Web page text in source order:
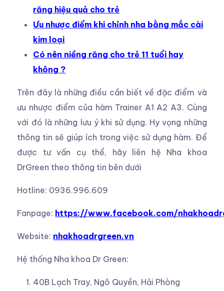
răng hiệu quả cho trẻ
Ưu nhược điểm khi chỉnh nha bằng mắc cài
kim loại
Có nên niềng răng cho trẻ 11 tuổi hay
không ?
Trên đây là những điều cần biết về đặc điểm và
ưu nhược điểm của hàm Trainer A1 A2 A3. Cùng
với đó là những lưu ý khi sử dụng. Hy vọng những
thông tin sẽ giúp ích trong việc sử dụng hàm. Để
được tư vấn cụ thể, hãy liên hệ Nha khoa
DrGreen theo thông tin bên dưới
Hotline: 0936.996.609
Fanpage: https://www.facebook.com/
Website: nhakhoadrgreen.vn
Hệ thống Nha khoa Dr Green:
40B Lạch Tray, Ngô Quyền, Hải Phòng